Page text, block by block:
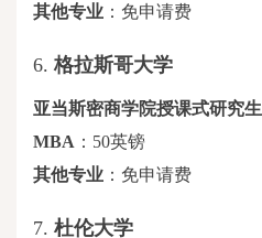
其他专业 ：免申请费
6. 格拉斯哥大学
亚当斯密商学院授课式研究生
MBA ： 50英镑
其他专业 ：免申请费
7. 杜伦大学